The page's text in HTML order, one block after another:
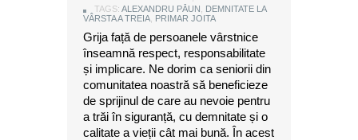
TAGS: ALEXANDRU PĂUN
DEMNITATE LA
VÂRSTA A TREIA PRIMAR JOITA
Grija față de persoanele vârstnice
înseamnă respect, responsabilitate
și implicare. Ne dorim ca seniorii din
comunitatea noastră să beneficieze
de sprijinul de care au nevoie pentru
a trăi în siguranță, cu demnitate și o
calitate a vieții cât mai bună. În acest